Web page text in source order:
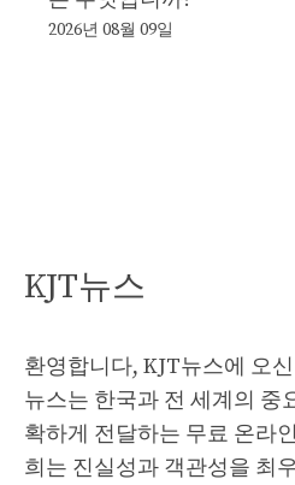
2026년 08월 09일
KJT뉴스
환영합니다, KJT뉴스에 오
뉴스는 한국과 전 세계의 중
확하게 전달하는 무료 온라
희는 진실성과 객관성을 최